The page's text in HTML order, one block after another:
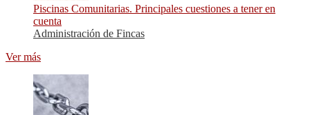
Piscinas Comunitarias. Principales cuestiones a tener en
cuenta
Administración de Fincas
Ver más